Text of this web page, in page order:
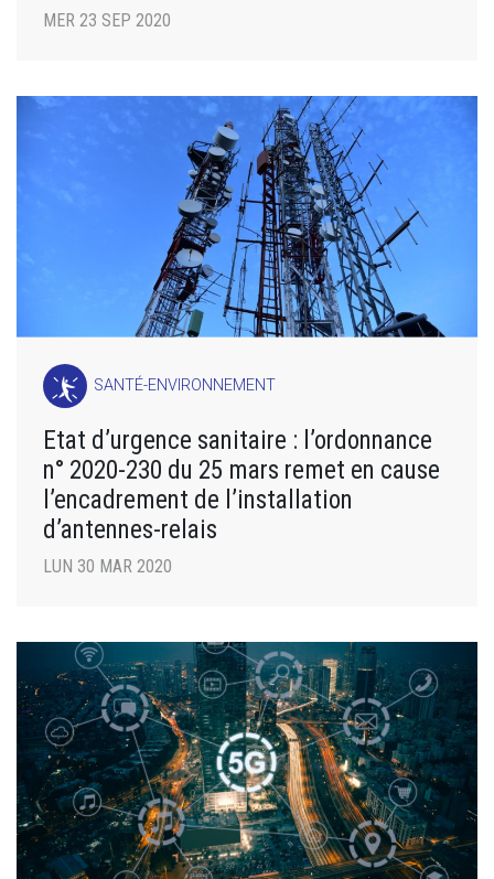
MER 23 SEP 2020
SANTÉ-ENVIRONNEMENT
Etat d’urgence sanitaire : l’ordonnance
n° 2020-230 du 25 mars remet en cause
l’encadrement de l’installation
d’antennes-relais
LUN 30 MAR 2020